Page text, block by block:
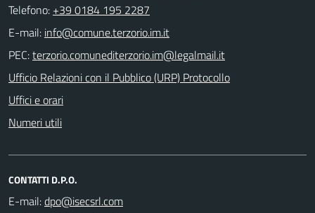
Telefono: +39 0184 195 2287
E-mail:
PEC:
Ufficio Relazioni con il Pubblico (URP) Protocollo
Uffici e orari
Numeri utili
CONTATTI D.P.O.
E-mail: